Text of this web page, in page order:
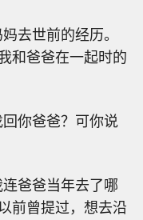
去世前的经历。
和爸爸在一起时的
你爸爸？可你说
爸爸当年去了哪
前曾提过，想去沿